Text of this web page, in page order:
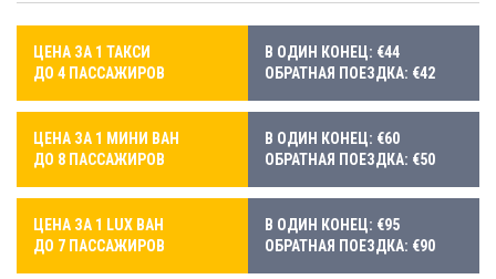
ЦЕНА ЗА 1 ТАКСИ
ДО 4 ПАССАЖИРОВ
В ОДИН КОНЕЦ: €44
ОБРАТНАЯ ПОЕЗДКА: €42
ЦЕНА ЗА 1 МИНИ ВАН
ДО 8 ПАССАЖИРОВ
В ОДИН КОНЕЦ: €60
ОБРАТНАЯ ПОЕЗДКА: €50
ЦЕНА ЗА 1 LUX ВАН
ДО 7 ПАССАЖИРОВ
В ОДИН КОНЕЦ: €95
ОБРАТНАЯ ПОЕЗДКА: €90